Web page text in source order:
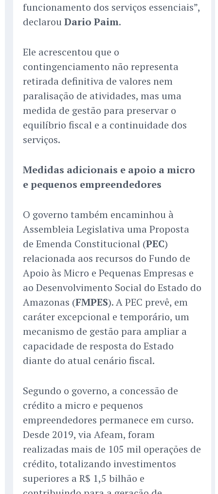
funcionamento dos serviços essenciais”,
declarou Dario Paim.
Ele acrescentou que o
contingenciamento não representa
retirada definitiva de valores nem
paralisação de atividades, mas uma
medida de gestão para preservar o
equilíbrio fiscal e a continuidade dos
serviços.
Medidas adicionais e apoio a micro
e pequenos empreendedores
O governo também encaminhou à
Assembleia Legislativa uma Proposta
de Emenda Constitucional (PEC)
relacionada aos recursos do Fundo de
Apoio às Micro e Pequenas Empresas e
ao Desenvolvimento Social do Estado do
Amazonas (FMPES). A PEC prevê, em
caráter excepcional e temporário, um
mecanismo de gestão para ampliar a
capacidade de resposta do Estado
diante do atual cenário fiscal.
Segundo o governo, a concessão de
crédito a micro e pequenos
empreendedores permanece em curso.
Desde 2019, via Afeam, foram
realizadas mais de 105 mil operações de
crédito, totalizando investimentos
superiores a R$ 1,5 bilhão e